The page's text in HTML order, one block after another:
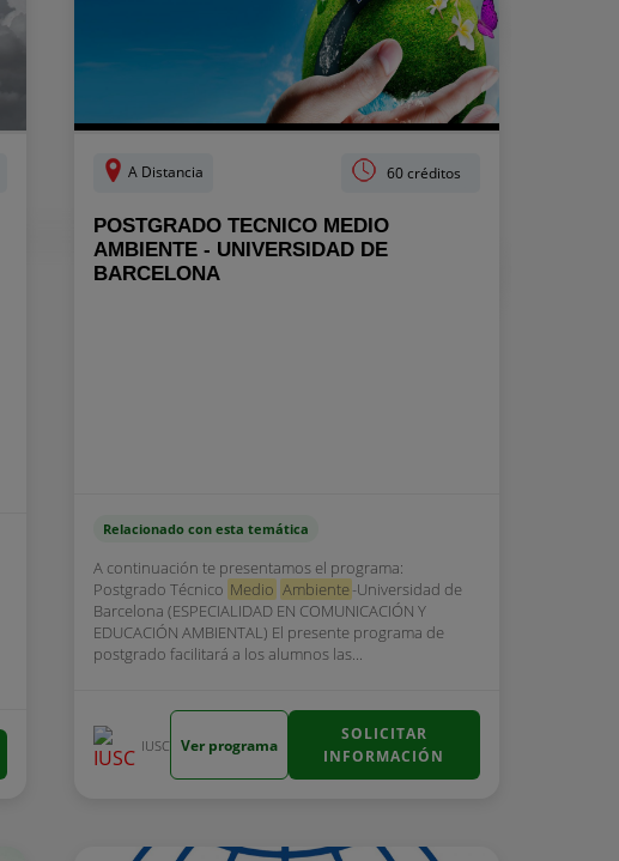
A Distancia 60 créditos
POSTGRADO TECNICO MEDIO
AMBIENTE - UNIVERSIDAD DE
BARCELONA
Relacionado con esta temática
A continuación te presentamos el programa:
Postgrado Técnico Medio Ambiente-Universidad de
Barcelona (ESPECIALIDAD EN COMUNICACIÓN Y
EDUCACIÓN AMBIENTAL) El presente programa de
postgrado facilitará a los alumnos las...
IUSC Ver programa
SOLICITAR
INFORMACIÓN